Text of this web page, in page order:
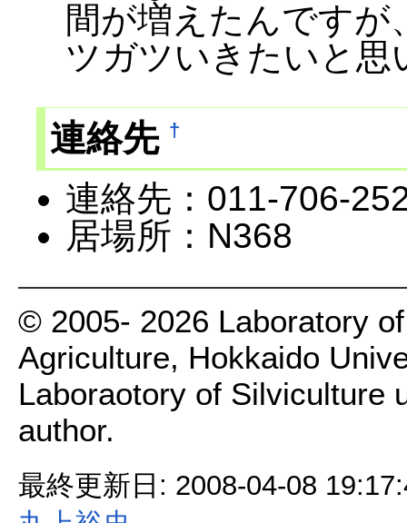
間が増えたんです
ツガツいきたいと思
連絡先 †
連絡先：011-706-
居場所：N368
© 2005- 2026 Laboratory
Agriculture, Hokkaido
Laboraotory of Silviculture
author.
最終更新日: 2008-04-08